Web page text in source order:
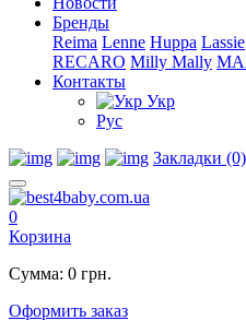
Бренды
Reima Lenne Huppa Lassie
RECARO Milly Mally
Контакты
Укр
Рус
Закладки (0)
0
Корзина
Сумма: 0 грн.
Оформить заказ